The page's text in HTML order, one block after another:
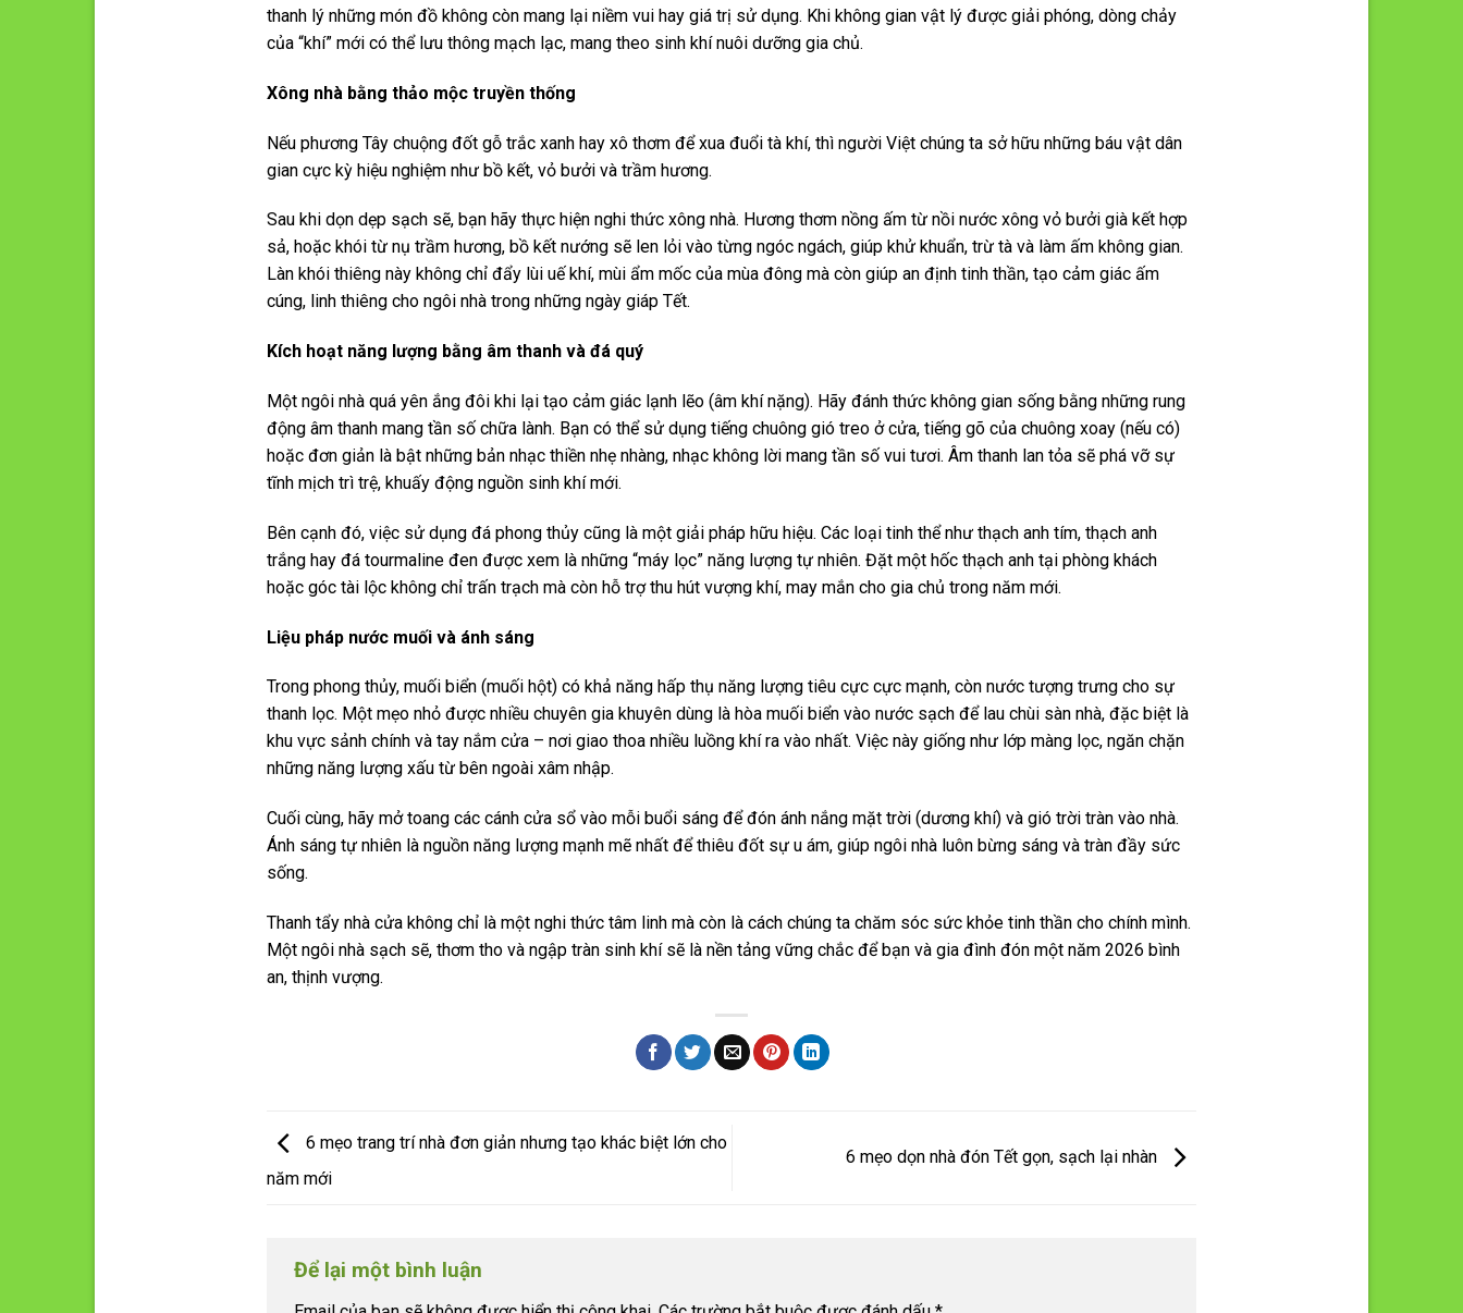
thanh lý những món đồ không còn mang lại niềm vui hay giá trị sử dụng. Khi không gian vật lý được giải phóng, dòng chảy
của “khí” mới có thể lưu thông mạch lạc, mang theo sinh khí nuôi dưỡng gia chủ.
Xông nhà bằng thảo mộc truyền thống
Nếu phương Tây chuộng đốt gỗ trắc xanh hay xô thơm để xua đuổi tà khí, thì người Việt chúng ta sở hữu những báu vật dân
gian cực kỳ hiệu nghiệm như bồ kết, vỏ bưởi và trầm hương.
Sau khi dọn dẹp sạch sẽ, bạn hãy thực hiện nghi thức xông nhà. Hương thơm nồng ấm từ nồi nước xông vỏ bưởi già kết hợp
sả, hoặc khói từ nụ trầm hương, bồ kết nướng sẽ len lỏi vào từng ngóc ngách, giúp khử khuẩn, trừ tà và làm ấm không gian.
Làn khói thiêng này không chỉ đẩy lùi uế khí, mùi ẩm mốc của mùa đông mà còn giúp an định tinh thần, tạo cảm giác ấm
cúng, linh thiêng cho ngôi nhà trong những ngày giáp Tết.
Kích hoạt năng lượng bằng âm thanh và đá quý
Một ngôi nhà quá yên ắng đôi khi lại tạo cảm giác lạnh lẽo (âm khí nặng). Hãy đánh thức không gian sống bằng những rung
động âm thanh mang tần số chữa lành. Bạn có thể sử dụng tiếng chuông gió treo ở cửa, tiếng gõ của chuông xoay (nếu có)
hoặc đơn giản là bật những bản nhạc thiền nhẹ nhàng, nhạc không lời mang tần số vui tươi. Âm thanh lan tỏa sẽ phá vỡ sự
tĩnh mịch trì trệ, khuấy động nguồn sinh khí mới.
Bên cạnh đó, việc sử dụng đá phong thủy cũng là một giải pháp hữu hiệu. Các loại tinh thể như thạch anh tím, thạch anh
trắng hay đá tourmaline đen được xem là những “máy lọc” năng lượng tự nhiên. Đặt một hốc thạch anh tại phòng khách
hoặc góc tài lộc không chỉ trấn trạch mà còn hỗ trợ thu hút vượng khí, may mắn cho gia chủ trong năm mới.
Liệu pháp nước muối và ánh sáng
Trong phong thủy, muối biển (muối hột) có khả năng hấp thụ năng lượng tiêu cực cực mạnh, còn nước tượng trưng cho sự
thanh lọc. Một mẹo nhỏ được nhiều chuyên gia khuyên dùng là hòa muối biển vào nước sạch để lau chùi sàn nhà, đặc biệt là
khu vực sảnh chính và tay nắm cửa – nơi giao thoa nhiều luồng khí ra vào nhất. Việc này giống như lớp màng lọc, ngăn chặn
những năng lượng xấu từ bên ngoài xâm nhập.
Cuối cùng, hãy mở toang các cánh cửa sổ vào mỗi buổi sáng để đón ánh nắng mặt trời (dương khí) và gió trời tràn vào nhà.
Ánh sáng tự nhiên là nguồn năng lượng mạnh mẽ nhất để thiêu đốt sự u ám, giúp ngôi nhà luôn bừng sáng và tràn đầy sức
sống.
Thanh tẩy nhà cửa không chỉ là một nghi thức tâm linh mà còn là cách chúng ta chăm sóc sức khỏe tinh thần cho chính mình.
Một ngôi nhà sạch sẽ, thơm tho và ngập tràn sinh khí sẽ là nền tảng vững chắc để bạn và gia đình đón một năm 2026 bình
an, thịnh vượng.
6 mẹo trang trí nhà đơn giản nhưng tạo khác biệt lớn cho
năm mới
6 mẹo dọn nhà đón Tết gọn, sạch lại nhàn
Để lại một bình luận